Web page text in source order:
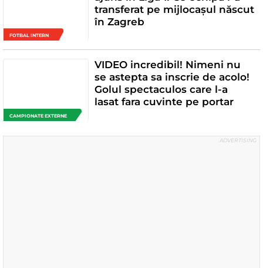
FOTBAL INTERN
transferat pe mijlocașul născut
în Zagreb
CAMPIONATE EXTERNE
VIDEO incredibil! Nimeni nu
se astepta sa inscrie de acolo!
Golul spectaculos care l-a
lasat fara cuvinte pe portar